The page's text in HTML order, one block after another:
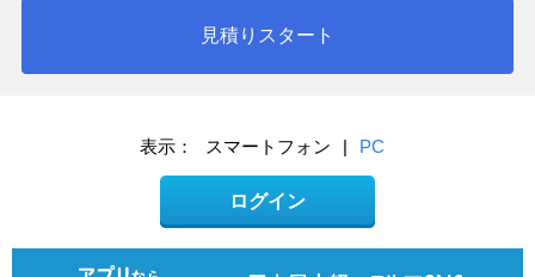
見積りスタート
表示： スマートフォン | PC
ログイン